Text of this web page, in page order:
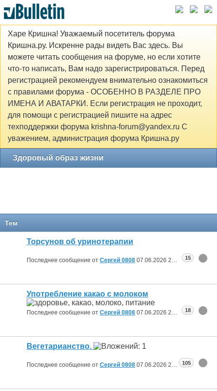
Харе Кришна! Уважаемый посетитель форума
Кришна.ру. Искренне рады видеть Вас здесь. Вы
можете читать сообщения на форуме, но если хотите
что-то написать, Вам надо зарегистрироваться. Перед
регистрацией рекомендуем внимательно ознакомиться
с правилами форума - ОСОБЕННО В РАЗДЕЛЕ ПРО
ИМЕНА И АВАТАРКИ. Если регистрация не проходит,
для помощи с регистрацией пишите на адрес
техподдержки форума krishna-forum@yandex.ru С
уважением, администрация форума Кришна.ру
Здоровый образ жизни
Тем
Торсунов об уринотерапии
Последнее сообщение от Сергей 0808 07.06.2026 20:36 15
Употребление какао с молоком
Последнее сообщение от Сергей 0808 07.06.2026 20:32 18
Вегетарианство.
Последнее сообщение от Сергей 0808 07.06.2026 20:24 105